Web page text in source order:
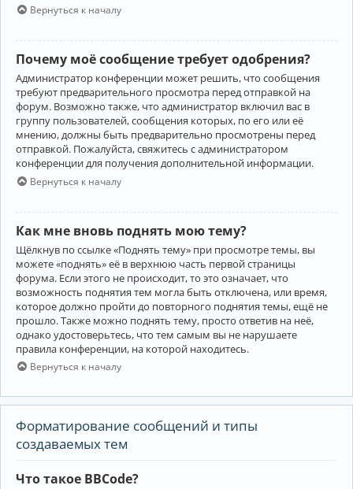
Вернуться к началу
Почему моё сообщение требует одобрения?
Администратор конференции может решить, что сообщения
требуют предварительного просмотра перед отправкой на
форум. Возможно также, что администратор включил вас в
группу пользователей, сообщения которых, по его или её
мнению, должны быть предварительно просмотрены перед
отправкой. Пожалуйста, свяжитесь с администратором
конференции для получения дополнительной информации.
Вернуться к началу
Как мне вновь поднять мою тему?
Щёлкнув по ссылке «Поднять тему» при просмотре темы, вы
можете «поднять» её в верхнюю часть первой страницы
форума. Если этого не происходит, то это означает, что
возможность поднятия тем могла быть отключена, или время,
которое должно пройти до повторного поднятия темы, ещё не
прошло. Также можно поднять тему, просто ответив на неё,
однако удостоверьтесь, что тем самым вы не нарушаете
правила конференции, на которой находитесь.
Вернуться к началу
Форматирование сообщений и типы
создаваемых тем
Что такое BBCode?